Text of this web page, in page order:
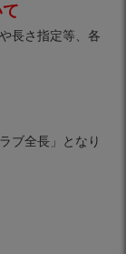
長さ指定等、各
ブ全長」となり